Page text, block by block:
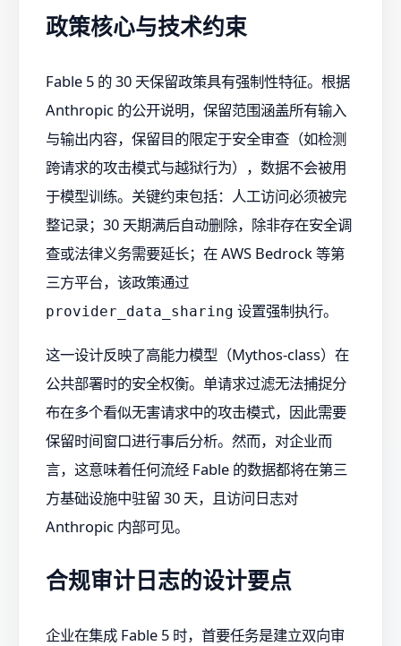
政策核心与技术约束
Fable 5 的 30 天保留政策具有强制性特征。根据
Anthropic 的公开说明，保留范围涵盖所有输入
与输出内容，保留目的限定于安全审查（如检测
跨请求的攻击模式与越狱行为），数据不会被用
于模型训练。关键约束包括：人工访问必须被完
整记录；30 天期满后自动删除，除非存在安全调
查或法律义务需要延长；在 AWS Bedrock 等第
三方平台，该政策通过
provider_data_sharing 设置强制执行。
这一设计反映了高能力模型（Mythos-class）在
公共部署时的安全权衡。单请求过滤无法捕捉分
布在多个看似无害请求中的攻击模式，因此需要
保留时间窗口进行事后分析。然而，对企业而
言，这意味着任何流经 Fable 的数据都将在第三
方基础设施中驻留 30 天，且访问日志对
Anthropic 内部可见。
合规审计日志的设计要点
企业在集成 Fable 5 时，首要任务是建立双向审